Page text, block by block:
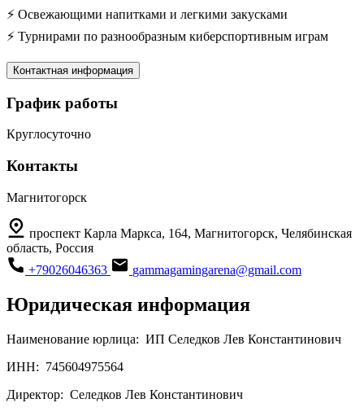
⚡ Освежающими напитками и легкими закусками
⚡ Турнирами по разнообразным киберспортивным играм
Контактная информация
График работы
Круглосуточно
Контакты
Магнитогорск
проспект Карла Маркса, 164, Магнитогорск, Челябинская
область, Россия
+79026046363
gammagamingarena@gmail.com
Юридическая информация
Наименование юрлица: ИП Селедков Лев Константинович
ИНН: 745604975564
Директор: Селедков Лев Константинович